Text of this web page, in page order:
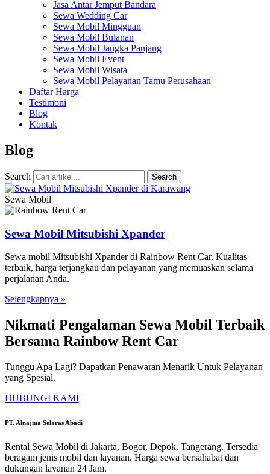
Jasa Antar Jemput Bandara
Sewa Wedding Car
Sewa Mobil Mingguan
Sewa Mobil Bulanan
Sewa Mobil Jangka Panjang
Sewa Mobil Event
Sewa Mobil Wisata
Sewa Mobil Pelayanan Tamu Perusahaan
Daftar Harga
Testimoni
Blog
Kontak
Blog
Search Search
Sewa Mobil
Sewa Mobil Mitsubishi Xpander
Sewa mobil Mitsubishi Xpander di Rainbow Rent Car. Kualitas
terbaik, harga terjangkau dan pelayanan yang memuaskan selama
perjalanan Anda.
Selengkapnya »
Nikmati Pengalaman Sewa Mobil Terbaik
Bersama Rainbow Rent Car
Tunggu Apa Lagi? Dapatkan Penawaran Menarik Untuk Pelayanan
yang Spesial.
HUBUNGI KAMI
PT. Alnajma Selaras Abadi
Rental Sewa Mobil di Jakarta, Bogor, Depok, Tangerang. Tersedia
beragam jenis mobil dan layanan. Harga sewa bersahabat dan
dukungan layanan 24 Jam.